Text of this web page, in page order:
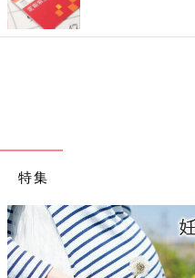
特集